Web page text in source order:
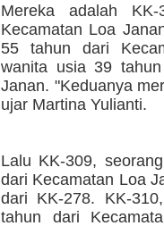
Mereka adalah
Kecamatan Loa
55 tahun dari
wanita usia 39
Janan. "Keduanya
ujar Martina Yulianti.
Lalu KK-309,
dari Kecamatan Loa
dari KK-278. KK-
tahun dari